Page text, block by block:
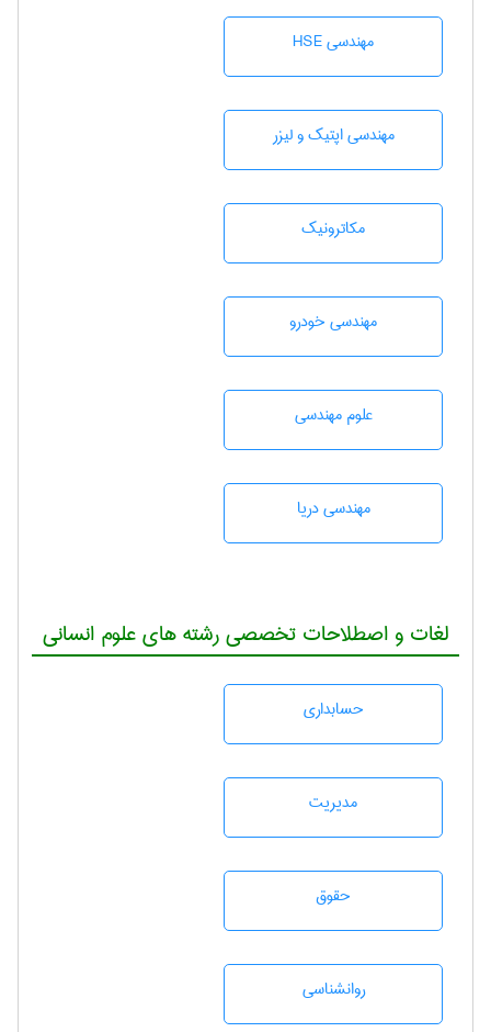
مهندسی HSE
مهندسی اپتیک و لیزر
مکاترونیک
مهندسی خودرو
علوم مهندسی
مهندسی دریا
لغات و اصطلاحات تخصصی رشته های علوم انسانی
حسابداری
مديريت
حقوق
روانشناسی